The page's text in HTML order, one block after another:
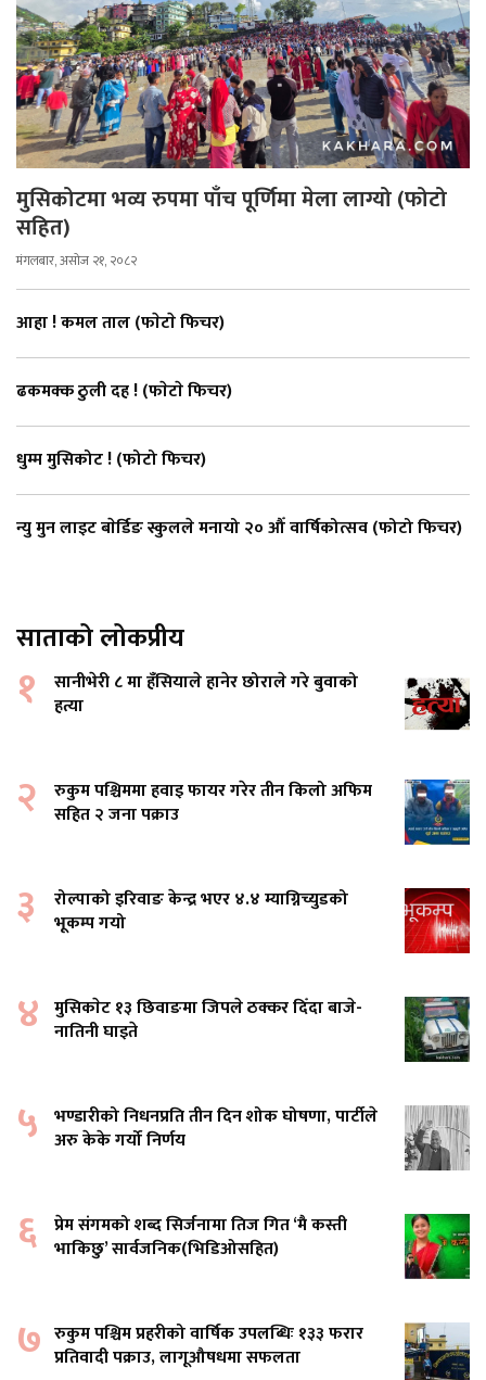
मुसिकोटमा भव्य रुपमा पाँच पूर्णिमा मेला लाग्यो (फोटो
सहित)
मंगलबार, असोज २१, २०८२
आहा ! कमल ताल (फाेटाे फिचर)
ढकमक्क ठुली दह ! (फाेटाे फिचर)
धुम्म मुसिकोट ! (फोटो फिचर)
न्यु मुन लाइट बाेर्डिङ स्कुलले मनायो २० औँ वार्षिकोत्सव (फोटो फिचर)
साताको लोकप्रीय
१
सानीभेरी ८ मा हँसियाले हानेर छोराले गरे बुवाको
हत्या
२
रुकुम पश्चिममा हवाइ फायर गरेर तीन किलो अफिम
सहित २ जना पक्राउ
३
रोल्पाको इरिवाङ केन्द्र भएर ४.४ म्याग्निच्युडको
भूकम्प गयो
४ मुसिकाेट १३ छिवाङमा जिपले ठक्कर दिँदा बाजे-
नातिनी घाइते
५ भण्डारीको निधनप्रति तीन दिन शोक घोषणा, पार्टीले
अरु केके गर्यो निर्णय
६ प्रेम संगमको शब्द सिर्जनामा तिज गित ‘मै कस्ती
भाकिछु’ सार्वजनिक(भिडिओसहित)
७ रुकुम पश्चिम प्रहरीको वार्षिक उपलब्धिः १३३ फरार
प्रतिवादी पक्राउ, लागूऔषधमा सफलता